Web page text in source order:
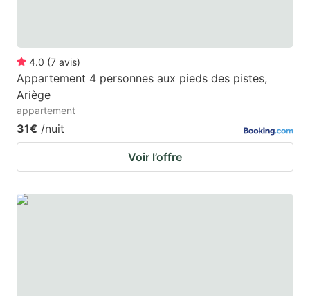
4.0 (7 avis)
Appartement 4 personnes aux pieds des pistes,
Ariège
appartement
31€ /nuit
Voir l’offre